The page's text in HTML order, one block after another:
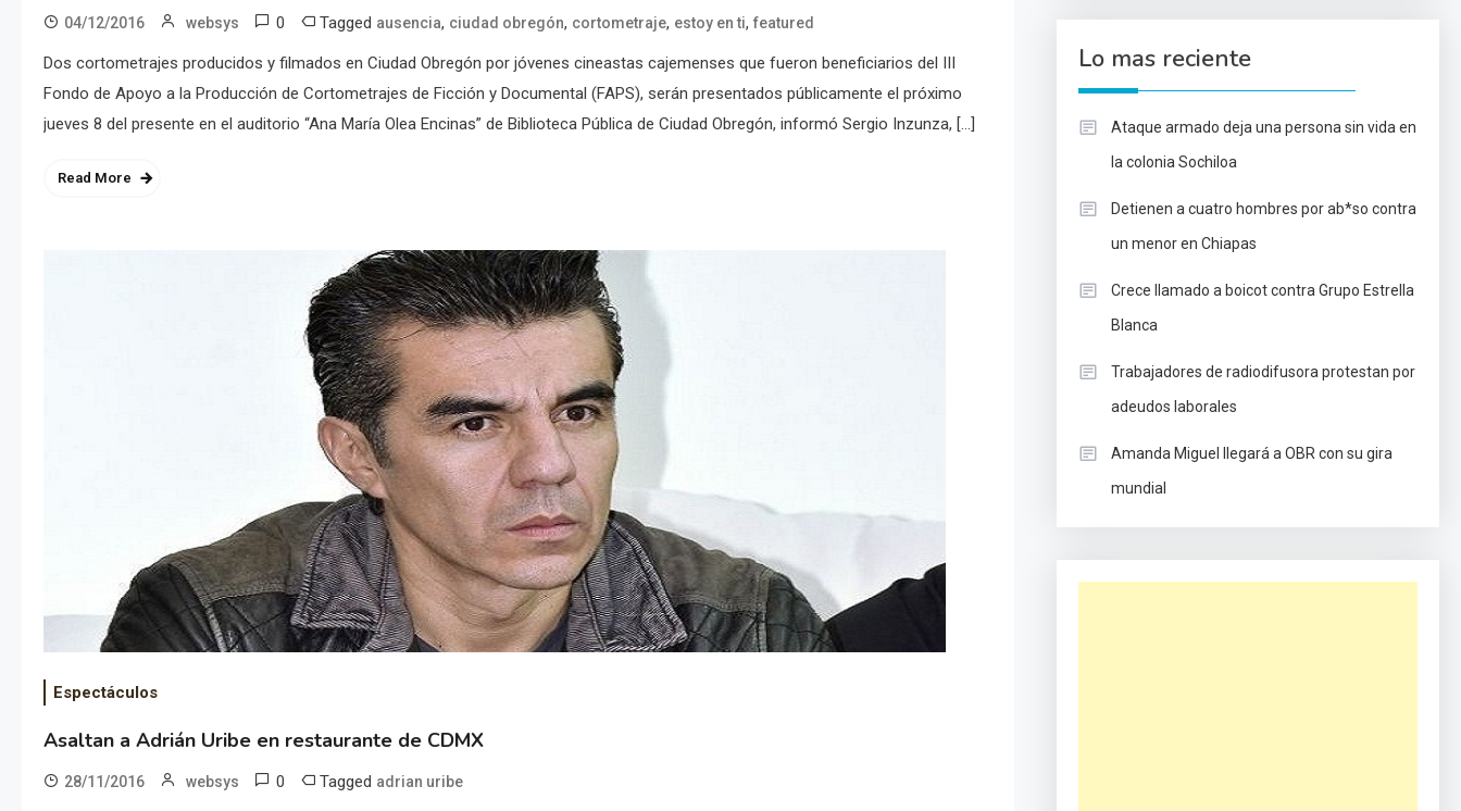
04/12/2016 websys 0 Tagged ausencia, ciudad obregón, cortometraje, estoy en ti, featured
Dos cortometrajes producidos y filmados en Ciudad Obregón por jóvenes cineastas cajemenses que fueron beneficiarios del III
Fondo de Apoyo a la Producción de Cortometrajes de Ficción y Documental (FAPS), serán presentados públicamente el próximo
jueves 8 del presente en el auditorio “Ana María Olea Encinas” de Biblioteca Pública de Ciudad Obregón, informó Sergio Inzunza, […]
Read More
Espectáculos
Asaltan a Adrián Uribe en restaurante de CDMX
28/11/2016 websys 0 Tagged adrian uribe
Lo mas reciente
Ataque armado deja una persona sin vida en
la colonia Sochiloa
Detienen a cuatro hombres por ab*so contra
un menor en Chiapas
Crece llamado a boicot contra Grupo Estrella
Blanca
Trabajadores de radiodifusora protestan por
adeudos laborales
Amanda Miguel llegará a OBR con su gira
mundial